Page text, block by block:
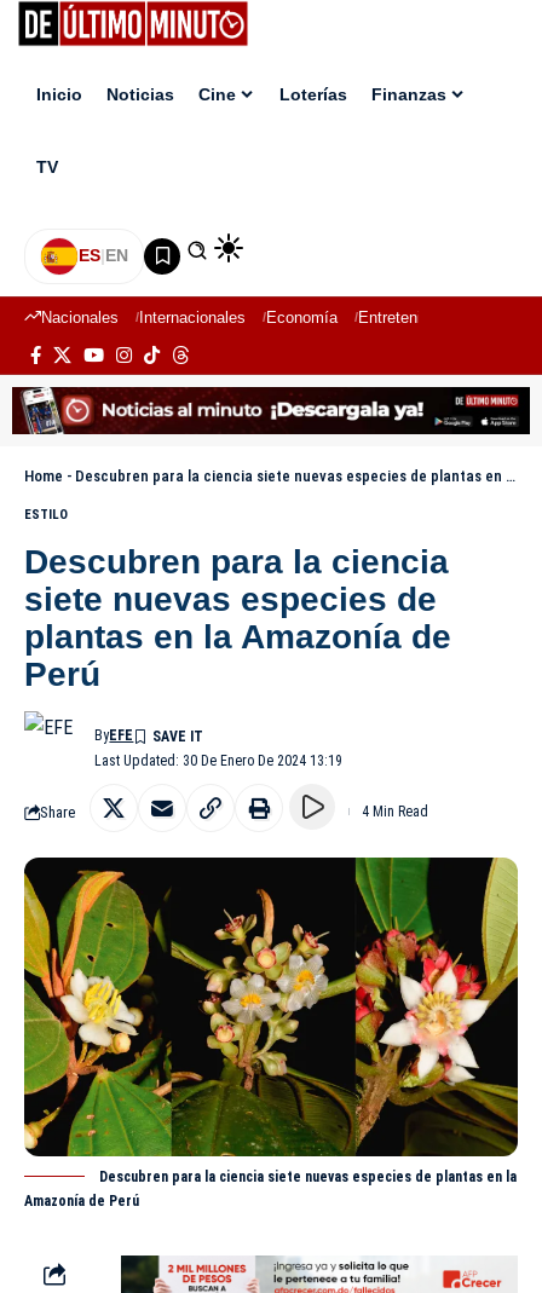
Inicio Noticias Cine Loterías Finanzas
TV
ES|EN
Nacionales Internacionales Economía Entretenimiento
Home - Descubren para la ciencia siete nuevas especies de plantas en la Amazonía de Perú
ESTILO
Descubren para la ciencia
siete nuevas especies de
plantas en la Amazonía de
Perú
Last Updated: 30 De Enero De 2024 13:19
ByEFE
Share 4 Min Read
Descubren para la ciencia siete nuevas especies de plantas en la
Amazonía de Perú